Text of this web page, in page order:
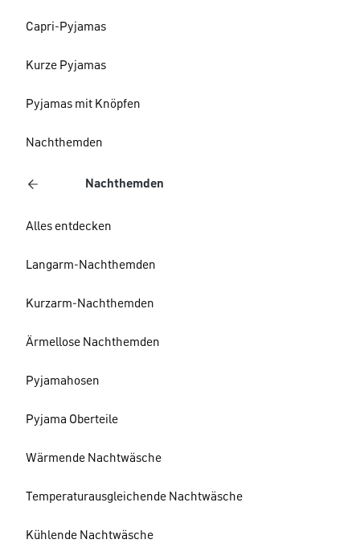
Capri-Pyjamas
Kurze Pyjamas
Pyjamas mit Knöpfen
Nachthemden
Nachthemden
Alles entdecken
Langarm-Nachthemden
Kurzarm-Nachthemden
Ärmellose Nachthemden
Pyjamahosen
Pyjama Oberteile
Wärmende Nachtwäsche
Temperaturausgleichende Nachtwäsche
Kühlende Nachtwäsche